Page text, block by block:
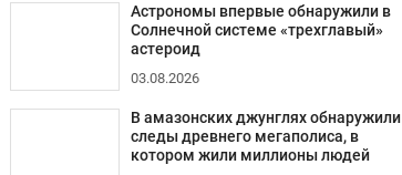
Астрономы впервые обнаружили в
Солнечной системе «трехглавый»
астероид
03.08.2026
В амазонских джунглях обнаружили
следы древнего мегаполиса, в
котором жили миллионы людей